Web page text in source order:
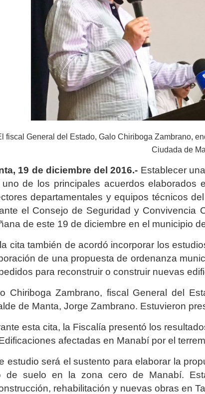
fiscal General del Estado, Galo Chiriboga Zambrano,
Ciudada de
19 de diciembre del 2016.- Establecer
de los principales acuerdos elaborados
departamentales y equipos técnicos
el Consejo de Seguridad y Convivencia
de este 19 de diciembre en el municipio
cita también de acordó incorporar los
de una propuesta de ordenanza
para reconstruir o construir nuevas
Chiriboga Zambrano, fiscal General del
de Manta, Jorge Zambrano. Estuvieron
esta cita, la Fiscalía presentó los
afectadas en Manabí por el
estudio será el sustento para elaborar la
de suelo en la zona cero de Manabí.
rehabilitación y nuevas obras en